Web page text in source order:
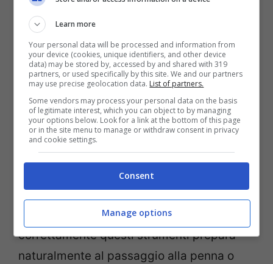
autonomia e prudenza – qualità preziose
sia nella vita quotidiana sia
nell’apprendimento accademico.
L’introduzione alla scrittura vera e propria
avviene idealmente dopo un periodo
preparatorio durante il quale il bambino ha
potuto familiarizzare con gli strumenti da
disegno più semplici ed intuitivi come i
pastelli a cera o gli stessi triangoli colorati.
Mostrare poi al bambino come tenere
correttamente questi strumenti prepara
naturalmente al passaggio alla penna o
Learn more
Your personal data will be processed and information from
your device (cookies, unique identifiers, and other device
data) may be stored by, accessed by and shared with 319
partners, or used specifically by this site. We and our partners
may use precise geolocation data. List of partners.
Some vendors may process your personal data on the basis
of legitimate interest, which you can object to by managing
your options below. Look for a link at the bottom of this page
or in the site menu to manage or withdraw consent in privacy
and cookie settings.
Consent
Manage options